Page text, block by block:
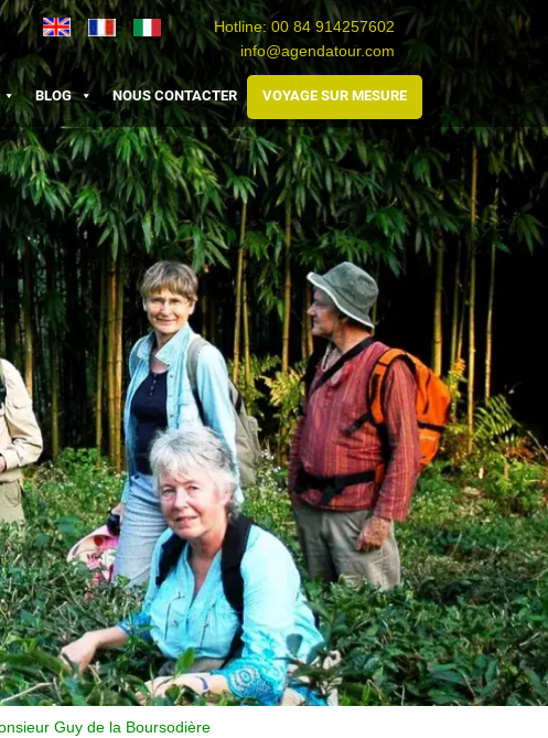
Travel
Vietnam
Agence
de
voyage
au
Vietnam
Viaggio
Vietnam
Hotline:00 84 914257602
info@agendatour.com
BLOG NOUS CONTACTER VOYAGE SUR MESURE
Guy de la Boursodière